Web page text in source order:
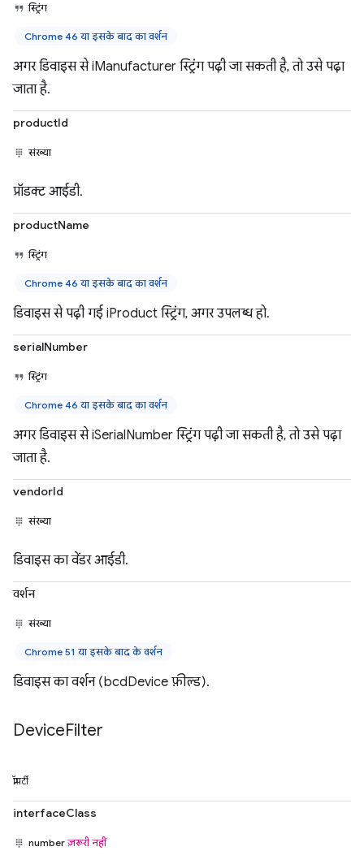
स्ट्रिंग
Chrome 46 या इसके बाद का वर्शन
अगर डिवाइस से iManufacturer स्ट्रिंग पढ़ी जा सकती है, तो उसे पढ़ा
जाता है.
productId
संख्या
प्रॉडक्ट आईडी.
productName
स्ट्रिंग
Chrome 46 या इसके बाद का वर्शन
डिवाइस से पढ़ी गई iProduct स्ट्रिंग, अगर उपलब्ध हो.
serialNumber
स्ट्रिंग
Chrome 46 या इसके बाद का वर्शन
अगर डिवाइस से iSerialNumber स्ट्रिंग पढ़ी जा सकती है, तो उसे पढ़ा
जाता है.
vendorId
संख्या
डिवाइस का वेंडर आईडी.
वर्शन
संख्या
Chrome 51 या इसके बाद के वर्शन
डिवाइस का वर्शन (bcdDevice फ़ील्ड).
DeviceFilter
प्रॉपर्टी
interfaceClass
numberज़रूरी नहीं